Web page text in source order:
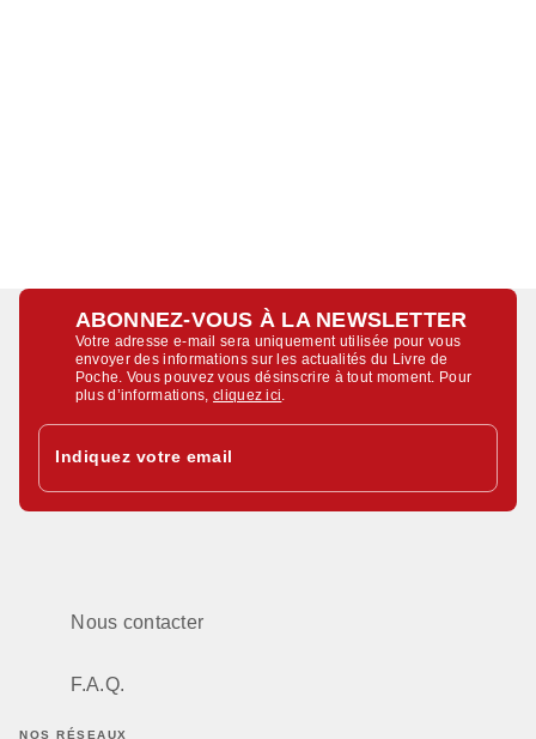
ABONNEZ-VOUS À LA NEWSLETTER
Votre adresse e-mail sera uniquement utilisée pour vous
envoyer des informations sur les actualités du Livre de
Poche. Vous pouvez vous désinscrire à tout moment. Pour
plus d’informations,cliquez ici
Indiquez votre email
Nous contacter
F.A.Q.
NOS RÉSEAUX